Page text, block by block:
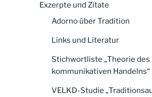
Exzerpte und Zitate
Adorno über Tradition
Links und Literatur
Stichwortliste „Theorie des
kommunikativen Handelns“
VELKD-Studie